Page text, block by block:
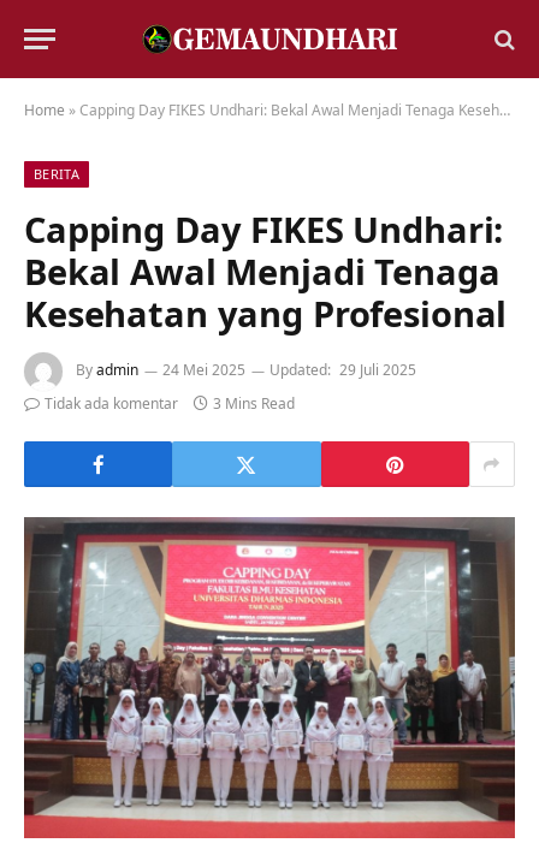
Home »Capping Day FIKES Undhari: Bekal Awal Menjadi Tenaga Kesehatan yang Profesional
BERITA
Capping Day FIKES Undhari:
Bekal Awal Menjadi Tenaga
Kesehatan yang Profesional
Byadmin 24 Mei 2025 Updated: 29 Juli 2025
Tidak ada komentar
3 Mins Read